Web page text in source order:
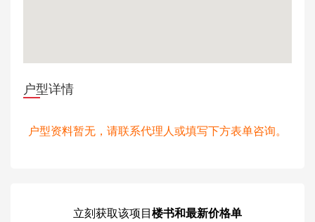
户型详情
户型资料暂无，请联系代理人或填写下方表单咨询。
立刻获取该项目楼书和最新价格单